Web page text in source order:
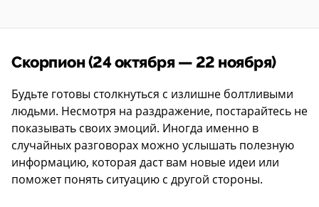
Скорпион (24 октября — 22 ноября)
Будьте готовы столкнуться с излишне болтливыми
людьми. Несмотря на раздражение, постарайтесь не
показывать своих эмоций. Иногда именно в
случайных разговорах можно услышать полезную
информацию, которая даст вам новые идеи или
поможет понять ситуацию с другой стороны.